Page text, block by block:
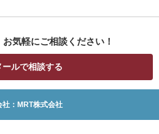
気軽にご相談ください！
ールで相談する
社：MRT株式会社